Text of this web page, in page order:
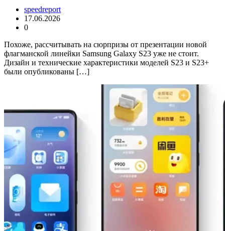
speedreport
17.06.2026
0
Похоже, рассчитывать на сюрпризы от презентации новой
флагманской линейки Samsung Galaxy S23 уже не стоит.
Дизайн и технические характеристики моделей S23 и S23+
были опубликованы […]